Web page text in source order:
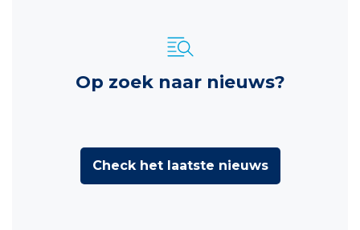
Op zoek naar nieuws?
Check het laatste nieuws